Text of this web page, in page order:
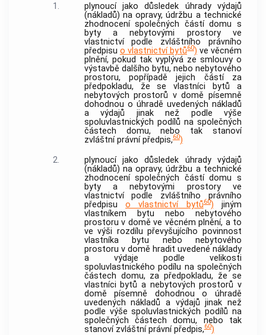
1.
plynoucí jako důsledek úhrady výdajů
(nákladů) na opravy, údržbu a technické
zhodnoceníspolečných částí domu s
byty a nebytovými prostory ve
vlastnictví podle zvláštního právního
předpisu o vlastnictví bytů60) ve věcném
plnění, pokud tak vyplývá ze smlouvy o
výstavbě dalšího bytu, nebo nebytového
prostoru, popřípadě jejich částí za
předpokladu, že se vlastníci bytů a
nebytových prostorů v domě písemně
dohodnou o úhradě uvedených nákladů
a výdajů jinak než podle výše
spoluvlastnických podílů na společných
částech domu, nebo tak stanoví
zvláštní právní předpis,60)
2.
plynoucí jako důsledek úhrady výdajů
(nákladů) na opravy, údržbu a technické
zhodnoceníspolečných částí domu s
byty a nebytovými prostory ve
vlastnictví podle zvláštního právního
předpisuo vlastnictví bytů60) jiným
vlastníkem bytu nebo nebytového
prostoru v domě ve věcném plnění, a to
ve výši rozdílu převyšujícího povinnost
vlastníka bytu nebo nebytového
prostoru v domě hradit uvedené náklady
a výdaje podle velikosti
spoluvlastnického podílu na společných
částech domu, za předpokladu, že se
vlastníci bytů a nebytových prostorů v
domě písemně dohodnou o úhradě
uvedených nákladů a výdajů jinak než
podle výše spoluvlastnických podílů na
společných částech domu, nebo tak
stanoví zvláštní právní předpis,60)